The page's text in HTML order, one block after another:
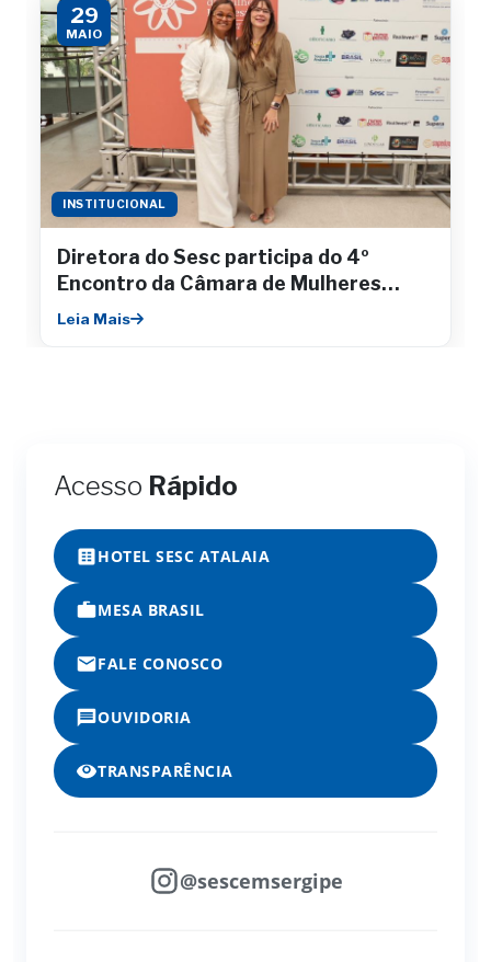
29
MAIO
INSTITUCIONAL
Diretora do Sesc participa do 4º
Encontro da Câmara de Mulheres
Empresárias da Fecomércio
Leia Mais
Acesso Rápido
HOTEL SESC ATALAIA
MESA BRASIL
FALE CONOSCO
OUVIDORIA
TRANSPARÊNCIA
@sescemsergipe